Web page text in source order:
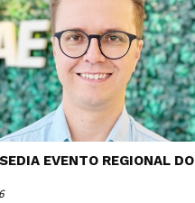
EVENTO REGIONAL DO